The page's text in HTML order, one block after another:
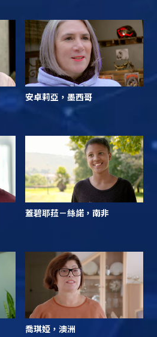
安卓莉亞，墨西哥
蓋碧耶菈－絲諾，南非
喬琪婭，澳洲